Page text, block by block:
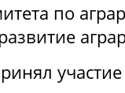
по